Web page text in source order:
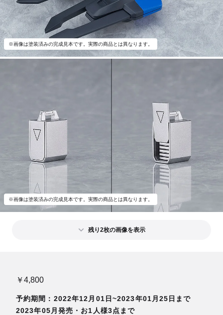
※画像は塗装済みの完成見本です。実際の商品とは異なります。
※画像は塗装済みの完成見本です。実際の商品とは異なります。
残り2枚の画像を表示
￥4,800
予約期間：2022年12月01日~2023年01月25日まで
2023年05月発売・お1人様3点まで